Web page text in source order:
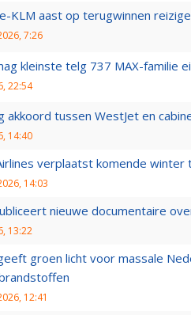
KLM aast op terugwinnen
7:26
kleinste telg 737 MAX-familie
22:54
akkoord tussen WestJet en
14:40
verplaatst komende
14:03
nieuwe documentaire
13:22
groen licht voor massale
12:41